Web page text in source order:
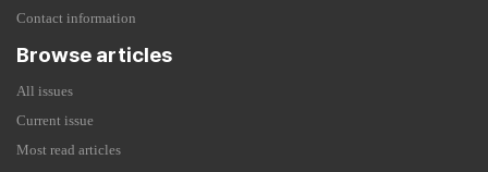
Contact information
Browse articles
All issues
Current issue
Most read articles